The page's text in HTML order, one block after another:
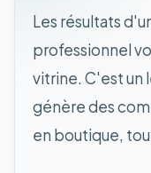
Les résultats
professionnel
vitrine. C'est un
génère des
en boutique,